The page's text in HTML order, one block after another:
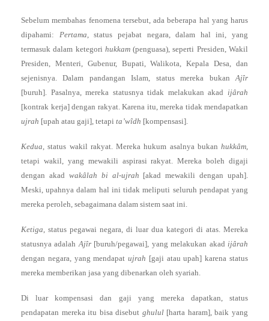
Sebelum membahas fenomena tersebut, ada beberapa hal yang harus
dipahami: Pertama , status pejabat negara, dalam hal ini, yang
termasuk dalam ketegori hukkam(penguasa), seperti Presiden, Wakil
Presiden, Menteri, Gubenur, Bupati, Walikota, Kepala Desa, dan
sejenisnya. Dalam pandangan Islam, status mereka bukan Ajîr
[buruh]. Pasalnya, mereka statusnya tidak melakukan akad ijârah
[kontrak kerja] dengan rakyat. Karena itu, mereka tidak mendapatkan
ujrah [upah atau gaji], tetapi ta’wîdh [kompensasi].
Kedua , status wakil rakyat. Mereka hukum asalnya bukan hukkâm
tetapi wakil, yang mewakili aspirasi rakyat. Mereka boleh digaji
dengan akad wakâlah bi al-ujrah [akad mewakili dengan upah].
Meski, upahnya dalam hal ini tidak meliputi seluruh pendapat yang
mereka peroleh, sebagaimana dalam sistem saat ini.
Ketiga , status pegawai negara, di luar dua kategori di atas. Mereka
statusnya adalah Ajîr[buruh/pegawai], yang melakukan akad ijârah
dengan negara, yang mendapatujrah [gaji atau upah] karena status
mereka memberikan jasa yang dibenarkan oleh syariah.
Di luar kompensasi dan gaji yang mereka dapatkan, status
pendapatan mereka itu bisa disebut ghulul[harta haram], baik yang